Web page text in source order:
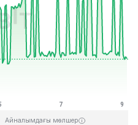
Айналымдағы мөлшер